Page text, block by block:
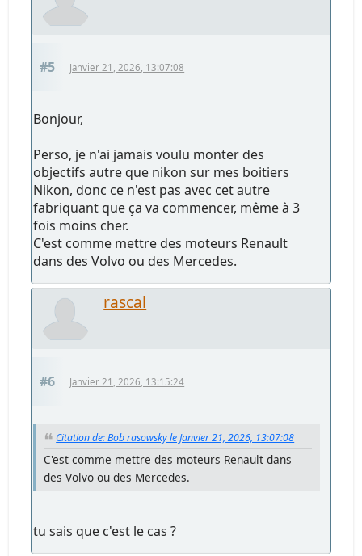
#5 Janvier 21, 2026, 13:07:08
Bonjour,
Perso, je n'ai jamais voulu monter des
objectifs autre que nikon sur mes boitiers
Nikon, donc ce n'est pas avec cet autre
fabriquant que ça va commencer, même à 3
fois moins cher.
C'est comme mettre des moteurs Renault
dans des Volvo ou des Mercedes.
rascal
#6 Janvier 21, 2026, 13:15:24
Citation de: Bob rasowsky le Janvier 21, 2026, 13:07:08
C'est comme mettre des moteurs Renault dans
des Volvo ou des Mercedes.
tu sais que c'est le cas ?